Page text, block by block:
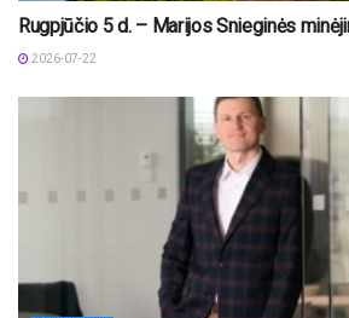
Rugpjūčio 5 d. – Marijos Snieginės
2026-07-22